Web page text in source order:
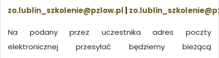
zo.lublin_szkolenie@pzlow.pl
Na podany przez uczestnika adres poczty
elektronicznej przesyłać będziemy bieżącą